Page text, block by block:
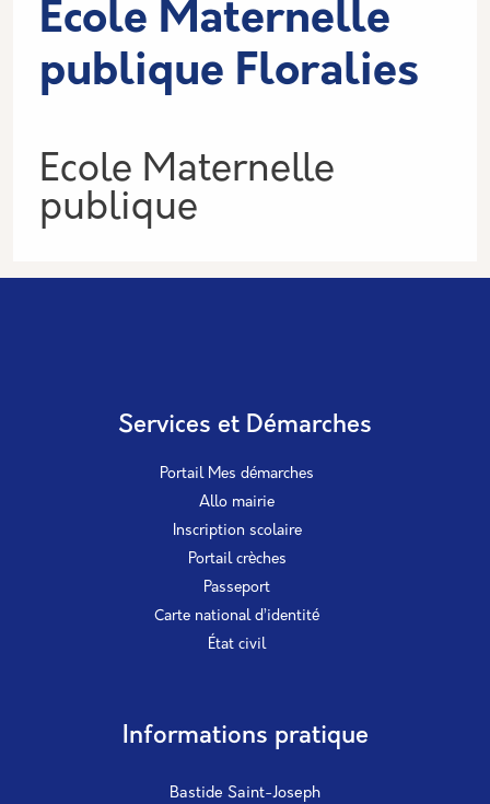
Ecole Maternelle
publique Floralies
Informations
Ecole Maternelle
publique
Services et Démarches
Portail Mes démarches
Allo mairie
Inscription scolaire
Portail crèches
Passeport
Carte national d’identité
État civil
Informations pratique
Bastide Saint-Joseph